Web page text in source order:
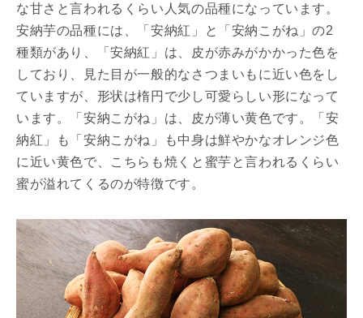
な甘さと言われるくらい人気の品種になっています。
安納芋の品種には、「安納紅」と「安納こがね」の2
種類があり、「安納紅」は、皮が赤みがかかった色を
しており、見た目が一般的なさつまいもに近い色をし
ていますが、形状は楕円で少し可愛らしい形になって
います。「安納こがね」は、皮が薄い黄色です。「安
納紅」も「安納こがね」も中身は鮮やかなオレンジ色
に近い黄色で、こちらも焼くと蜜芋と言われるくらい
蜜が溢れてくるのが特徴です。